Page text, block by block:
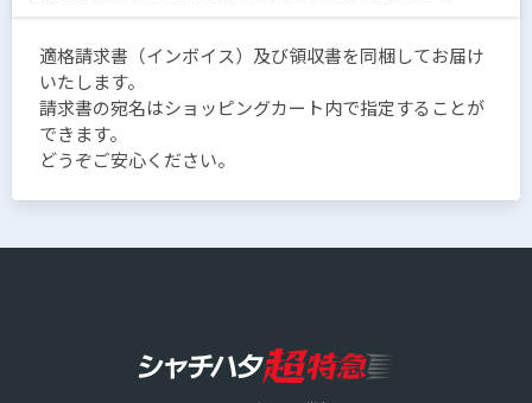
適格請求書（インボイス）及び領収書を同梱してお届け
いたします。
請求書の宛名はショッピングカート内で指定することが
できます。
どうぞご安心ください。